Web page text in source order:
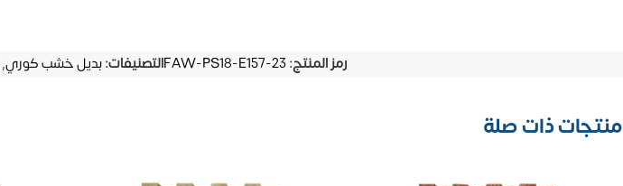
رمز المنتج:FAW-PS18-E157-23التصنيفات:بديل خشب كوري,
منتجات ذات صلة